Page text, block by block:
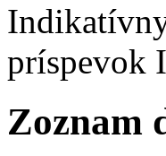
príspevok
Zoznam